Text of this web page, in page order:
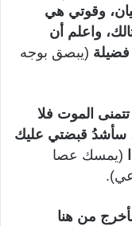
وقوتي هي
واعلم أن
(يبصق بوجه
الموت فلا
سأشدُ قبضتي عليك
(يمسك عصا
من هنا